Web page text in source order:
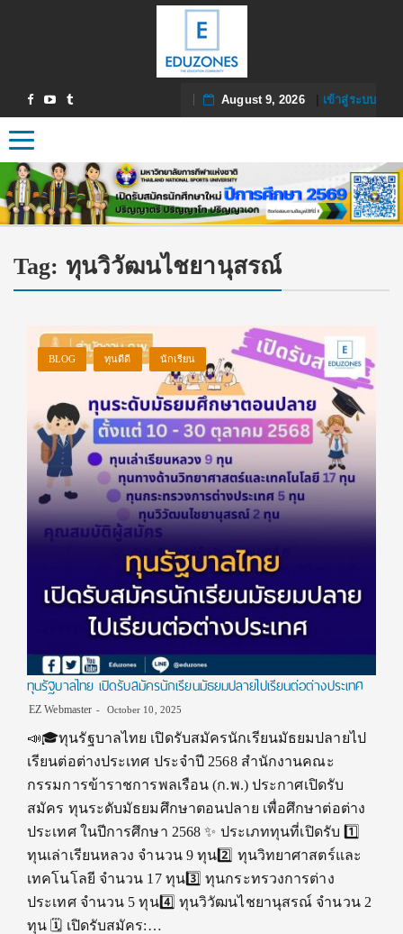
August 9, 2026| เข้าสู่ระบบ
Toggle navigation
Tag: ทุนวิวัฒนไชยานุสรณ์
BLOG ทุนดีดี นักเรียน
ทุนรัฐบาลไทย เปิดรับสมัครนักเรียนมัธยมปลายไปเรียนต่อต่างประเทศ
EZ Webmaster October 10, 2025
📣🎓ทุนรัฐบาลไทย เปิดรับสมัครนักเรียนมัธยมปลายไป
เรียนต่อต่างประเทศ ประจำปี 2568 สำนักงานคณะ
กรรมการข้าราชการพลเรือน (ก.พ.) ประกาศเปิดรับ
สมัคร ทุนระดับมัธยมศึกษาตอนปลาย เพื่อศึกษาต่อต่าง
ประเทศ ในปีการศึกษา 2568 ✨ ประเภททุนที่เปิดรับ 1️⃣
ทุนเล่าเรียนหลวง จำนวน 9 ทุน2️⃣ ทุนวิทยาศาสตร์และ
เทคโนโลยี จำนวน 17 ทุน3️⃣ ทุนกระทรวงการต่าง
ประเทศ จำนวน 5 ทุน4️⃣ ทุนวิวัฒนไชยานุสรณ์ จำนวน 2
ทุน 🗓️ เปิดรับสมัคร:…